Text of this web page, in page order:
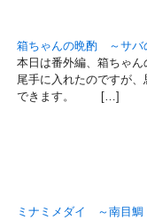
箱ちゃんの晩酌 ～サバ
本日は番外編、箱ちゃ
尾手に入れたのですが
できます。 […]
ミナミメダイ ～南目鯛